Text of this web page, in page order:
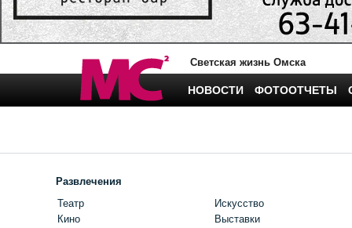
Светская жизнь Омска
НОВОСТИ ФОТООТЧЕТЫ
Развлечения
Театр
Кино
Искусство
Выставки